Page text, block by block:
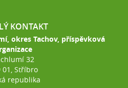
KONTAKT
okres Tachov, příspěvková
32
01, Stříbro
republika